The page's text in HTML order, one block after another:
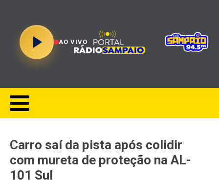
AO VIVO
Carro saí da pista após colidir
com mureta de proteção na AL-
101 Sul